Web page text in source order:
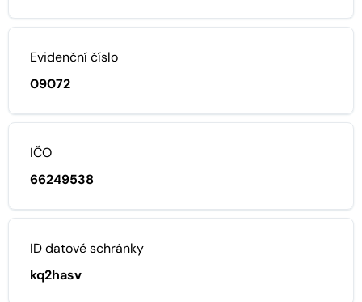
Evidenční číslo
09072
IČO
66249538
ID datové schránky
kq2hasv